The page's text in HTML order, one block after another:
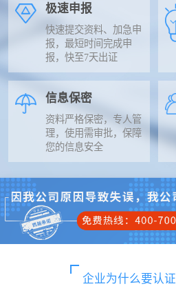
极速申报
快速提交资料、加急申
报，最短时间完成申
报，快至7天出证
信息保密
资料严格保密，专人管
理，使用需审批，保障
您的信息安全
企业为什么要认证